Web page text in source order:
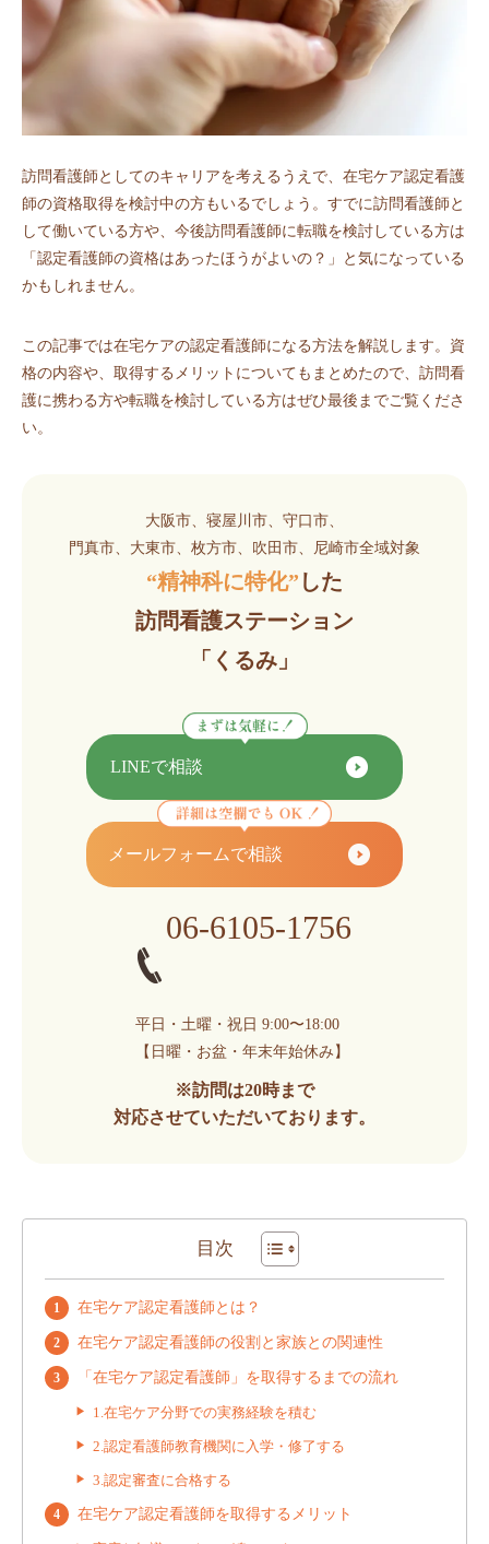
訪問看護師としてのキャリアを考えるうえで、在宅ケア認定看護
師の資格取得を検討中の方もいるでしょう。すでに訪問看護師と
して働いている方や、今後訪問看護師に転職を検討している方は
「認定看護師の資格はあったほうがよいの？」と気になっている
かもしれません。
この記事では在宅ケアの認定看護師になる方法を解説します。資
格の内容や、取得するメリットについてもまとめたので、訪問看
護に携わる方や転職を検討している方はぜひ最後までご覧くださ
い。
大阪市、寝屋川市、守口市、
門真市、大東市、枚方市、吹田市、尼崎市全域対象
“精神科に特化” した
訪問看護ステーション
「くるみ」
LINEで相談
メールフォームで相談
06-6105-1756
平日・土曜・祝日 9:00〜18:00
【日曜・お盆・年末年始休み】
※訪問は20時まで
対応させていただいております。
目次
在宅ケア認定看護師とは？
在宅ケア認定看護師の役割と家族との関連性
「在宅ケア認定看護師」を取得するまでの流れ
1.在宅ケア分野での実務経験を積む
2.認定看護師教育機関に入学・修了する
3.認定審査に合格する
在宅ケア認定看護師を取得するメリット